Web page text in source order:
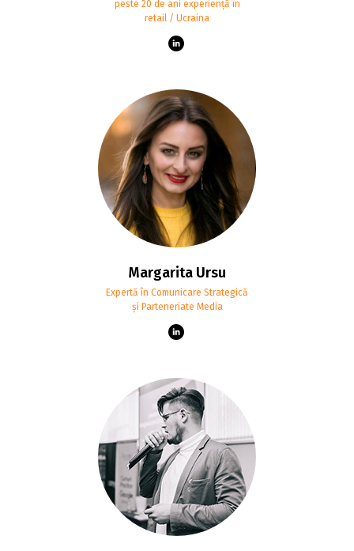
peste 20 de ani experiență în
retail / Ucraina
Margarita Ursu
Expertă în Comunicare Strategică
și Parteneriate Media